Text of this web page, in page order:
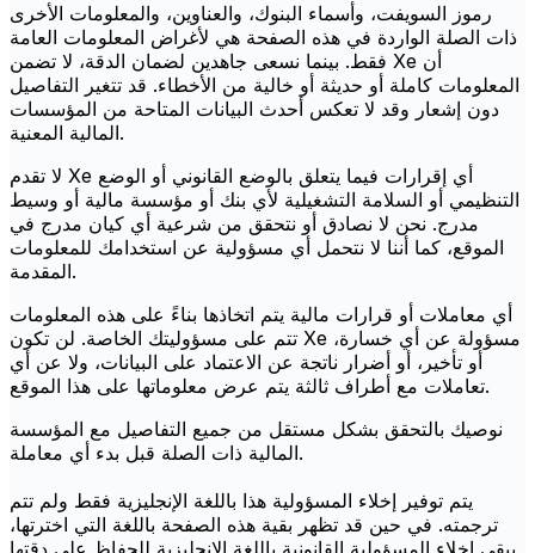
رموز السويفت، وأسماء البنوك، والعناوين، والمعلومات الأخرى
ذات الصلة الواردة في هذه الصفحة هي لأغراض المعلومات العامة
فقط. بينما نسعى جاهدين لضمان الدقة، لا تضمن Xe أن
المعلومات كاملة أو حديثة أو خالية من الأخطاء. قد تتغير التفاصيل
دون إشعار وقد لا تعكس أحدث البيانات المتاحة من المؤسسات
المالية المعنية.
لا تقدم Xe أي إقرارات فيما يتعلق بالوضع القانوني أو الوضع
التنظيمي أو السلامة التشغيلية لأي بنك أو مؤسسة مالية أو وسيط
مدرج. نحن لا نصادق أو نتحقق من شرعية أي كيان مدرج في
الموقع، كما أننا لا نتحمل أي مسؤولية عن استخدامك للمعلومات
المقدمة.
أي معاملات أو قرارات مالية يتم اتخاذها بناءً على هذه المعلومات
تتم على مسؤوليتك الخاصة. لن تكون Xe مسؤولة عن أي خسارة،
أو تأخير، أو أضرار ناتجة عن الاعتماد على البيانات، ولا عن أي
تعاملات مع أطراف ثالثة يتم عرض معلوماتها على هذا الموقع.
نوصيك بالتحقق بشكل مستقل من جميع التفاصيل مع المؤسسة
المالية ذات الصلة قبل بدء أي معاملة.
يتم توفير إخلاء المسؤولية هذا باللغة الإنجليزية فقط ولم تتم
ترجمته. في حين قد تظهر بقية هذه الصفحة باللغة التي اخترتها،